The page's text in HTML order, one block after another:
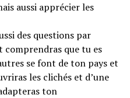
aussi apprécier les
des questions par
que tu es
se font de ton pays et
les clichés et d’une
ton